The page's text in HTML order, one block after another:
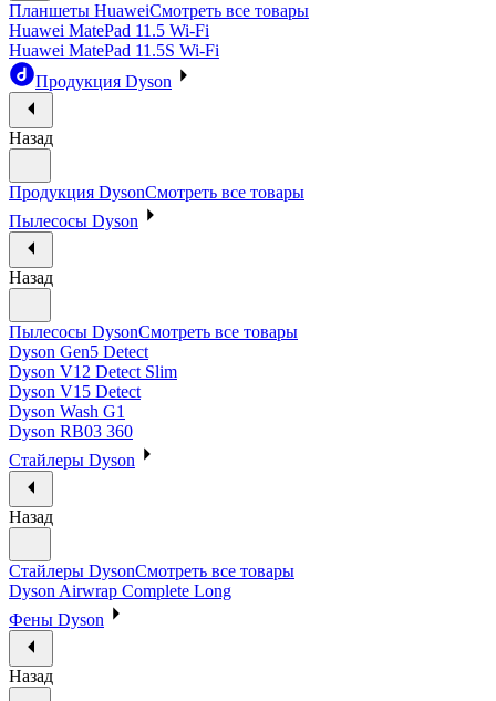
Планшеты HuaweiСмотреть все товары
Huawei MatePad 11.5 Wi-Fi
Huawei MatePad 11.5S Wi-Fi
Продукция Dyson
Назад
Продукция DysonСмотреть все товары
Пылесосы Dyson
Назад
Пылесосы DysonСмотреть все товары
Dyson Gen5 Detect
Dyson V12 Detect Slim
Dyson V15 Detect
Dyson Wash G1
Dyson RB03 360
Стайлеры Dyson
Назад
Стайлеры DysonСмотреть все товары
Dyson Airwrap Complete Long
Фены Dyson
Назад